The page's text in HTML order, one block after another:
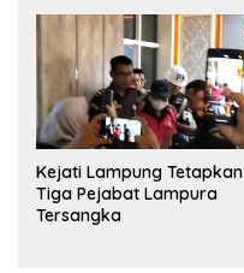
Kejati Lampung Tetapkan
Tiga Pejabat Lampura
Tersangka